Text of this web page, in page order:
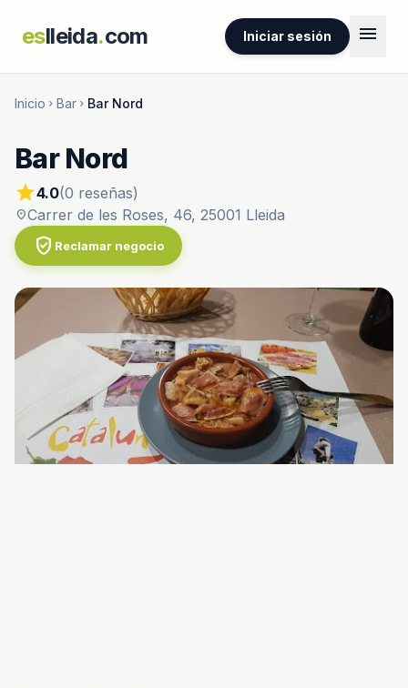
eslleida.com Iniciar sesión menu
Inicio chevron_right Bar chevron_right Bar Nord
Bar Nord
star4.0(0 reseñas)
location_onCarrer de les Roses, 46, 25001 Lleida
verified_user Reclamar negocio